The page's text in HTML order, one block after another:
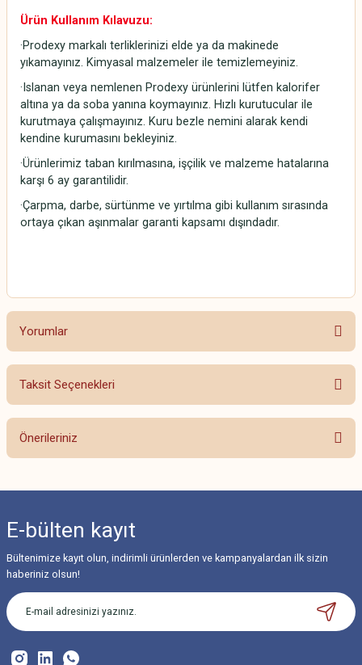
Ürün Kullanım Kılavuzu:
·Prodexy markalı terliklerinizi elde ya da makinede
yıkamayınız. Kimyasal malzemeler ile temizlemeyiniz.
·Islanan veya nemlenen Prodexy ürünlerini lütfen kalorifer
altına ya da soba yanına koymayınız. Hızlı kurutucular ile
kurutmaya çalışmayınız. Kuru bezle nemini alarak kendi
kendine kurumasını bekleyiniz.
·Ürünlerimiz taban kırılmasına, işçilik ve malzeme hatalarına
karşı 6 ay garantilidir.
·Çarpma, darbe, sürtünme ve yırtılma gibi kullanım sırasında
ortaya çıkan aşınmalar garanti kapsamı dışındadır.
Yorumlar
Bu ürüne ilk yorumu siz yapın!
Taksit Seçenekleri
Önerileriniz
Görüş ve önerileriniz için teşekkür ederiz.
Ürün resmi kalitesiz, bozuk veya görüntülenemiyor.
Ürün açıklamasında eksik bilgiler bulunuyor.
Ürün bilgilerinde hatalar bulunuyor.
Bu ürüne benzer farklı alternatifler olmalı.
E-bülten kayıt
Bültenimize kayıt olun, indirimli ürünlerden ve kampanyalardan ilk sizin
haberiniz olsun!